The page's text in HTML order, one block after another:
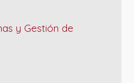
y Gestión de